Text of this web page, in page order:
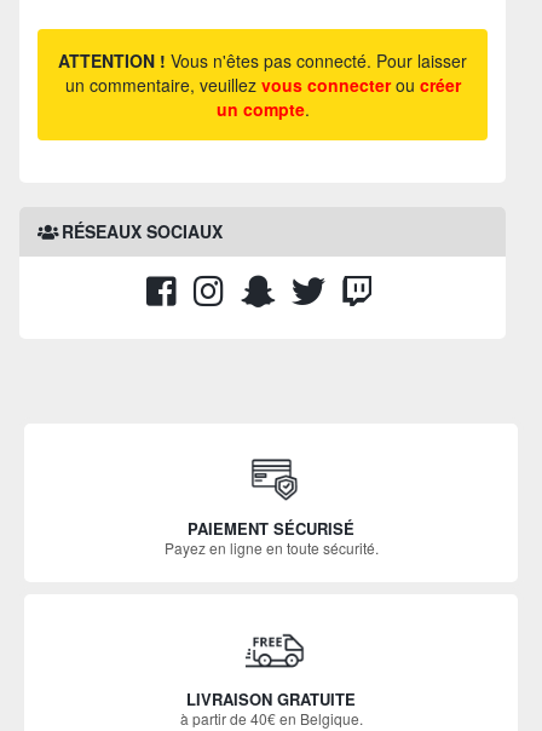
ATTENTION ! Vous n'êtes pas connecté. Pour laisser
un commentaire, veuillez vous connecterou créer
un compte.
RÉSEAUX SOCIAUX
PAIEMENT SÉCURISÉ
Payez en ligne en toute sécurité.
LIVRAISON GRATUITE
à partir de 40€ en Belgique.